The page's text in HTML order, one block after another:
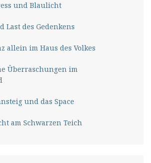
und Blaulicht
Last des Gedenkens
ganz allein im Haus des Volkes
Überraschungen im
und das Space
am Schwarzen Teich